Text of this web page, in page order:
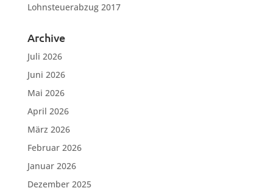
Lohnsteuerabzug 2017
Archive
Juli 2026
Juni 2026
Mai 2026
April 2026
März 2026
Februar 2026
Januar 2026
Dezember 2025